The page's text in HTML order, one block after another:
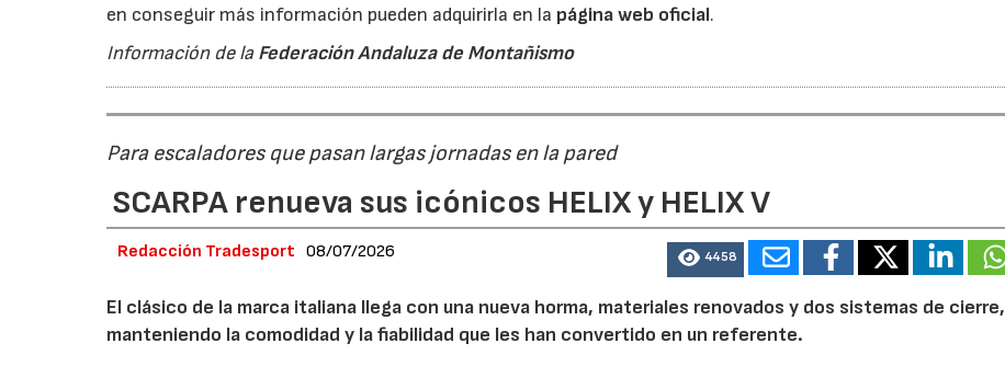
en conseguir más información pueden adquirirla en la página web oficial.
Información de la Federación Andaluza de Montañismo
Para escaladores que pasan largas jornadas en la pared
SCARPA renueva sus icónicos HELIX y HELIX V
Redacción Tradesport 08/07/2026 4458
El clásico de la marca italiana llega con una nueva horma, materiales renovados y dos sistemas de cierre,
manteniendo la comodidad y la fiabilidad que les han convertido en un referente.